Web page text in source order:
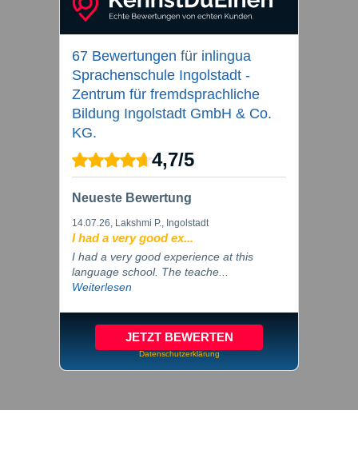
67 Bewertungen für inlingua
Sprachenschule Ingolstadt -
Zentrum für fremdsprachliche
Bildung Ingolstadt GmbH & Co.
KG.
4,7/5
Neueste Bewertung
14.07.26, Lakshmi P., Ingolstadt
I had a very good ex...
I had a very good experience at this
language school. The teache...
Weiterlesen
JETZT BEWERTEN
Datenschutzerklärung